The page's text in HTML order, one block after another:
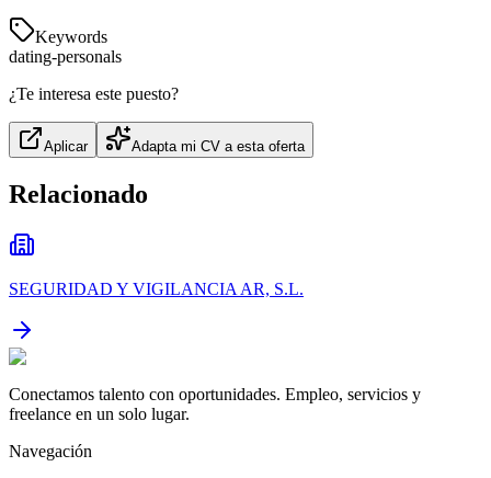
Keywords
dating-personals
¿Te interesa este puesto?
Aplicar Adapta mi CV a esta oferta
Relacionado
SEGURIDAD Y VIGILANCIA AR, S.L.
Conectamos talento con oportunidades. Empleo, servicios y
freelance en un solo lugar.
Navegación